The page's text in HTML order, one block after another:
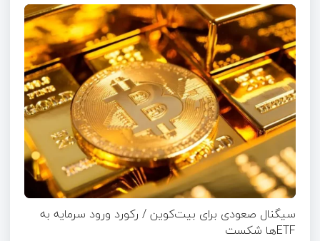
سیگنال صعودی برای بیت‌کوین / رکورد ورود سرمایه به
ETFها شکست